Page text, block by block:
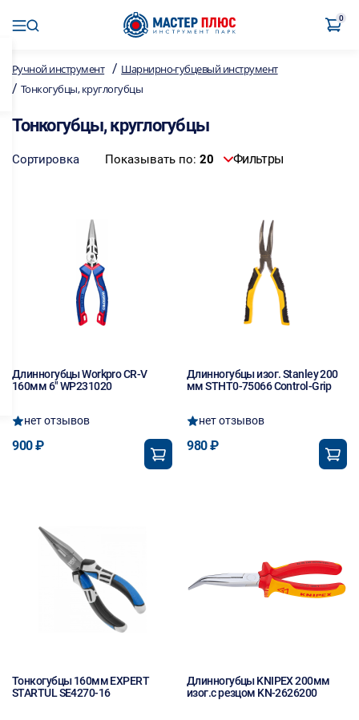
0
Ручной инструмент / Шарнирно-губцевый инструмент
/ Тонкогубцы, круглогубцы
Тонкогубцы, круглогубцы
Сортировка Показывать по: 20 Фильтры
Длинногубцы Workpro CR-V
160мм 6" WP231020
нет отзывов
900 ₽
Длинногубцы изог. Stanley 200
мм STHT0-75066 Control-Grip
нет отзывов
980 ₽
Тонкогубцы 160мм EXPERT
STARTUL SE4270-16
Длинногубцы KNIPEX 200мм
изог.с резцом KN-2626200